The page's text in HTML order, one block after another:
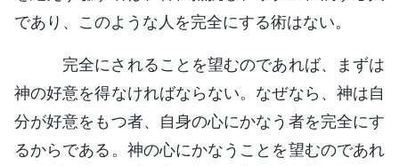
であり、このような人を完全にする術はない。
完全にされることを望むのであれば、まずは
神の好意を得なければならない。なぜなら、神は自
分が好意をもつ者、自身の心にかなう者を完全にす
るからである。神の心にかなうことを望むのであれ